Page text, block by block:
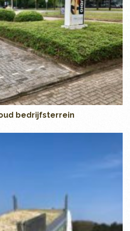
bedrijfsterrein